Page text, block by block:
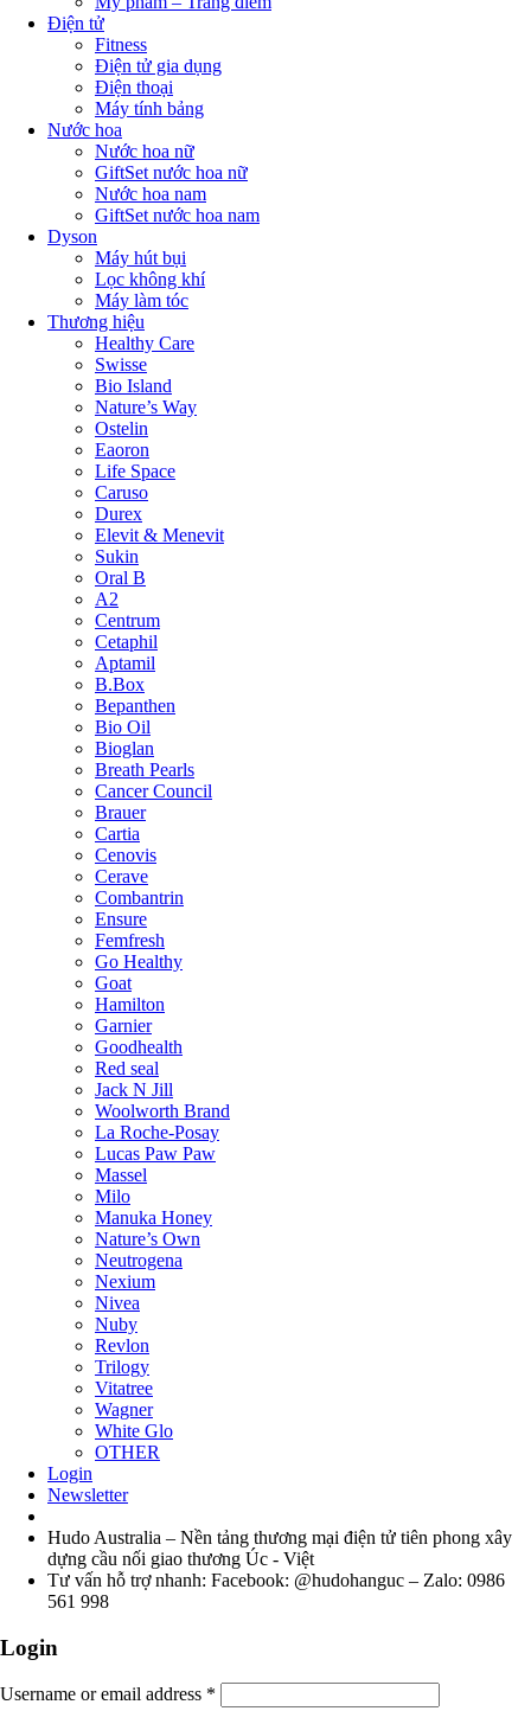
Điện tử
Fitness
Điện tử gia dụng
Điện thoại
Máy tính bảng
Nước hoa
Nước hoa nữ
GiftSet nước hoa nữ
Nước hoa nam
GiftSet nước hoa nam
Dyson
Máy hút bụi
Lọc không khí
Máy làm tóc
Thương hiệu
Healthy Care
Swisse
Bio Island
Nature’s Way
Ostelin
Eaoron
Life Space
Caruso
Durex
Elevit & Menevit
Sukin
Oral B
A2
Centrum
Cetaphil
Aptamil
B.Box
Bepanthen
Bio Oil
Bioglan
Breath Pearls
Cancer Council
Brauer
Cartia
Cenovis
Cerave
Combantrin
Ensure
Femfresh
Go Healthy
Goat
Hamilton
Garnier
Goodhealth
Red seal
Jack N Jill
Woolworth Brand
La Roche-Posay
Lucas Paw Paw
Massel
Milo
Manuka Honey
Nature’s Own
Neutrogena
Nexium
Nivea
Nuby
Revlon
Trilogy
Vitatree
Wagner
White Glo
OTHER
Login
Newsletter
Hudo Australia – Nền tảng thương mại điện tử tiên phong xây
dựng cầu nối giao thương Úc - Việt
Tư vấn hỗ trợ nhanh: Facebook: @hudohanguc – Zalo: 0986
561 998
Login
Username or email address *